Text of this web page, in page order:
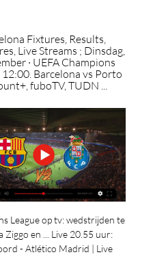
Fixtures, Results,
Live Streams ; Dinsdag,
· UEFA Champions
12:00. Barcelona vs Porto
fuboTV, TUDN ...
League op tv: wedstrijden te
Ziggo en ... Live 20.55 uur:
- Atlético Madrid | Live